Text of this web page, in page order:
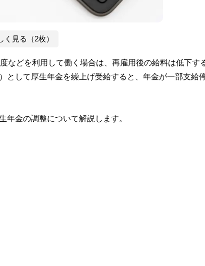
く見る（2枚）
などを利用して働く場合は、再雇用後の給料は低下す
として厚生年金を繰上げ受給すると、年金が一部支給
年金の調整について解説します。